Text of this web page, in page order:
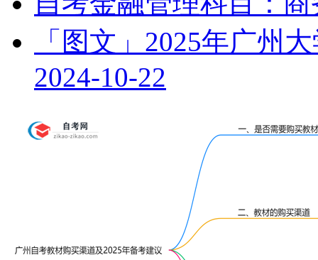
「图文」2025年广州
2024-10-22